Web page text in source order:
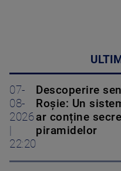
07-
08-
2026
22:20
Descoperire
Roșie: Un
ar conține
piramidelor